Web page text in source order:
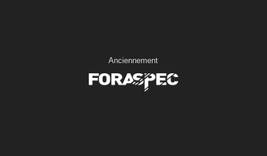
Anciennement